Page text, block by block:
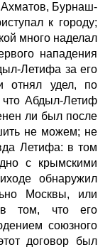
Ахматов, Бурнаш-
к городу;
много наделал
нападения
Летифа за его
отнял удел, по
Абдыл-Летиф
ли был после
не можем; не
Летифа: в том
с крымскими
обнаружил
Москвы, или
в том, что его
союзного
договор был